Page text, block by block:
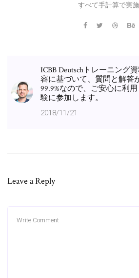
すべて手計算で実施.
ICBB Deutschトレーニング
容に基づいて、質問と解答
99.9%なので、ご安心に利用
験に参加します。
2018/11/21
Leave a Reply